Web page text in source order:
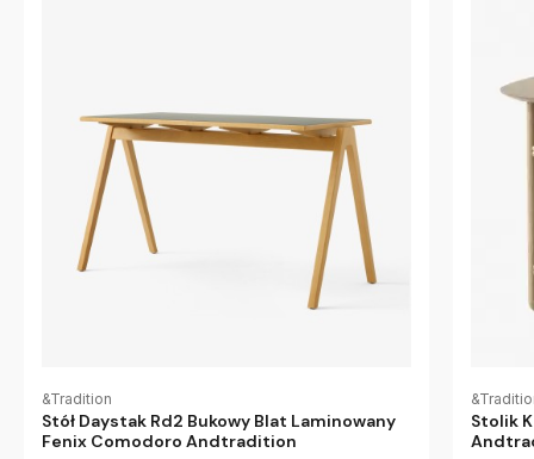
&Tradition
Stół Daystak Rd2 Bukowy Blat Laminowany
Fenix Comodoro Andtradition
Stolik